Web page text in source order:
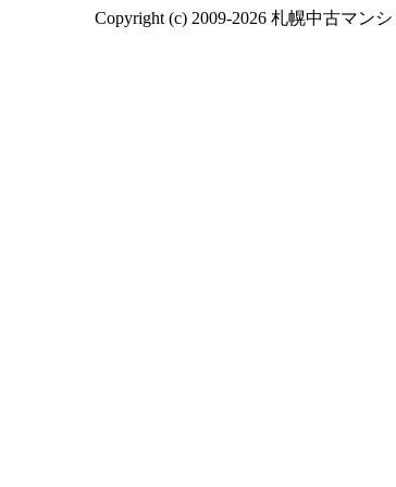
Copyright (c) 2009-2026 札幌中古マンシ